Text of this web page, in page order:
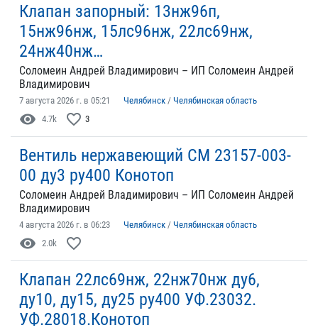
Клапан запорный: 13нж96п,
15нж96нж, 15лс96нж, 22лс69нж,
24нж40нж…
Соломеин Андрей Владимирович – ИП Соломеин Андрей
Владимирович
7 августа 2026 г. в 05:21 Челябинск / Челябинская область
visibility 4.7k favorite_border 3
Вентиль нержавеющий СМ 23157-003-
00 ду3 ру400 Конотоп
Соломеин Андрей Владимирович – ИП Соломеин Андрей
Владимирович
4 августа 2026 г. в 06:23 Челябинск / Челябинская область
visibility 2.0k favorite_border
Клапан 22лс69нж, 22нж70нж ду6,
ду10, ду15, ду25 ру400 УФ.23032.
УФ.28018.Конотоп